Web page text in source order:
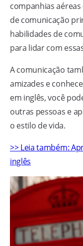
companhias
de comunicação
habilidades de
para lidar com
A comunicação
amizades e
em inglês, você
outras pessoas e
o estilo de vida.
>> Leia também:
inglês